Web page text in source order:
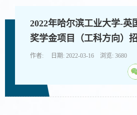
2022年哈尔滨工业大学-英
奖学金项目（工科方向）
作者: 日期: 2022-03-16 浏览: 3680